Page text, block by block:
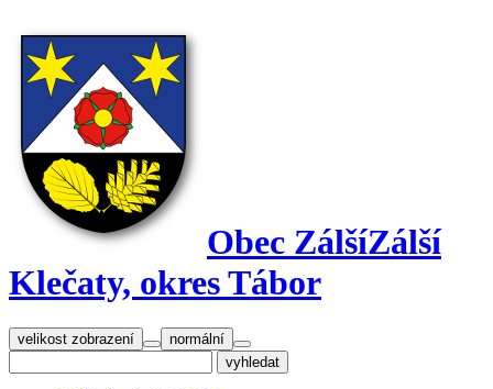
Obec ZálšíZálší
Klečaty, okres Tábor
velikost zobrazení normální